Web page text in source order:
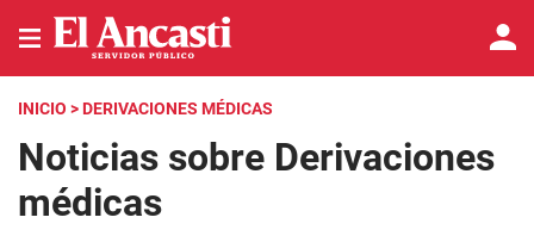
INICIO > DERIVACIONES MÉDICAS
Noticias sobre Derivaciones
médicas